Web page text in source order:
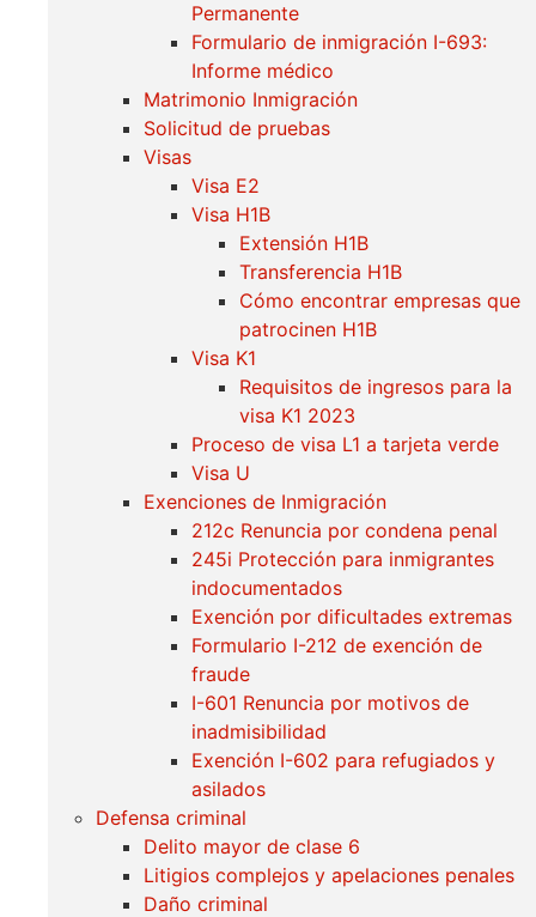
Permanente
Formulario de inmigración I-693:
Informe médico
Matrimonio Inmigración
Solicitud de pruebas
Visas
Visa E2
Visa H1B
Extensión H1B
Transferencia H1B
Cómo encontrar empresas que
patrocinen H1B
Visa K1
Requisitos de ingresos para la
visa K1 2023
Proceso de visa L1 a tarjeta verde
Visa U
Exenciones de Inmigración
212c Renuncia por condena penal
245i Protección para inmigrantes
indocumentados
Exención por dificultades extremas
Formulario I-212 de exención de
fraude
I-601 Renuncia por motivos de
inadmisibilidad
Exención I-602 para refugiados y
asilados
Defensa criminal
Delito mayor de clase 6
Litigios complejos y apelaciones penales
Daño criminal